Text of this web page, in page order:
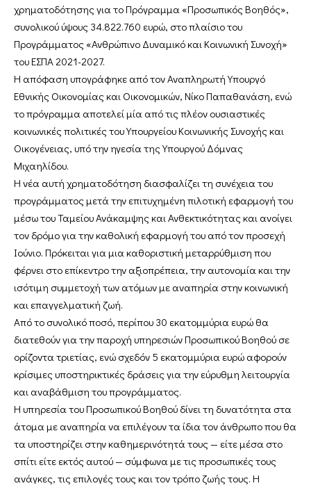
χρηματοδότησης για το Πρόγραμμα «Προσωπικός Βοηθός»,
συνολικού ύψους 34.822.760 ευρώ, στο πλαίσιο του
Προγράμματος «Ανθρώπινο Δυναμικό και Κοινωνική Συνοχή»
του ΕΣΠΑ 2021-2027.
Η απόφαση υπογράφηκε από τον Αναπληρωτή Υπουργό
Εθνικής Οικονομίας και Οικονομικών, Νίκο Παπαθανάση, ενώ
το πρόγραμμα αποτελεί μία από τις πλέον ουσιαστικές
κοινωνικές πολιτικές του Υπουργείου Κοινωνικής Συνοχής και
Οικογένειας, υπό την ηγεσία της Υπουργού Δόμνας
Μιχαηλίδου.
Η νέα αυτή χρηματοδότηση διασφαλίζει τη συνέχεια του
προγράμματος μετά την επιτυχημένη πιλοτική εφαρμογή του
μέσω του Ταμείου Ανάκαμψης και Ανθεκτικότητας και ανοίγει
τον δρόμο για την καθολική εφαρμογή του από τον προσεχή
Ιούνιο. Πρόκειται για μια καθοριστική μεταρρύθμιση που
φέρνει στο επίκεντρο την αξιοπρέπεια, την αυτονομία και την
ισότιμη συμμετοχή των ατόμων με αναπηρία στην κοινωνική
και επαγγελματική ζωή.
Από το συνολικό ποσό, περίπου 30 εκατομμύρια ευρώ θα
διατεθούν για την παροχή υπηρεσιών Προσωπικού Βοηθού σε
ορίζοντα τριετίας, ενώ σχεδόν 5 εκατομμύρια ευρώ αφορούν
κρίσιμες υποστηρικτικές δράσεις για την εύρυθμη λειτουργία
και αναβάθμιση του προγράμματος.
Η υπηρεσία του Προσωπικού Βοηθού δίνει τη δυνατότητα στα
άτομα με αναπηρία να επιλέγουν τα ίδια τον άνθρωπο που θα
τα υποστηρίζει στην καθημερινότητά τους — είτε μέσα στο
σπίτι είτε εκτός αυτού — σύμφωνα με τις προσωπικές τους
ανάγκες, τις επιλογές τους και τον τρόπο ζωής τους. Η